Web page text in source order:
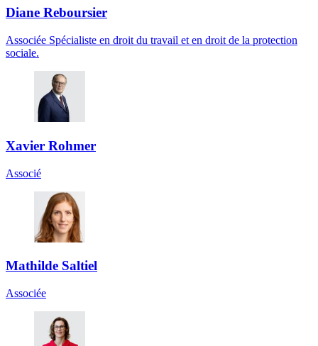
Diane Reboursier
Associée Spécialiste en droit du travail et en droit de la protection
sociale.
Xavier Rohmer
Associé
Mathilde Saltiel
Associée